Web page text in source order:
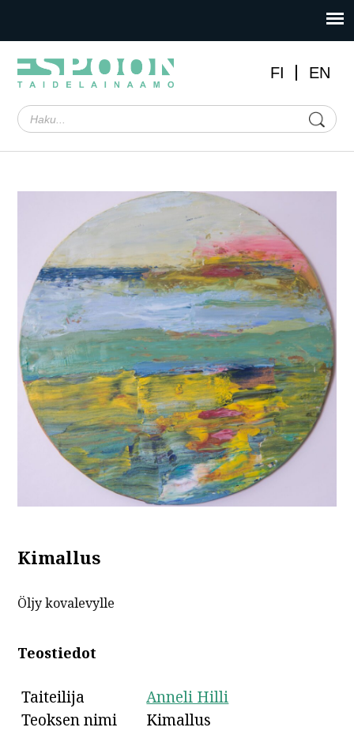
FI EN
Kimallus
Öljy kovalevylle
Teostiedot
Taiteilija
Anneli Hilli
Teoksen nimi
Kimallus